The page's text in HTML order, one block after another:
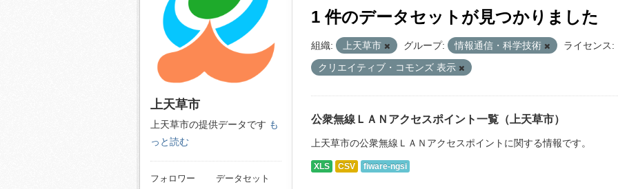
1 件のデータセットが見つかりました
組織: 上天草市 グループ: 情報通信・科学技術
ライセンス:
クリエイティブ・コモンズ 表示
公衆無線ＬＡＮアクセスポイント一覧（上天草市）
上天草市の公衆無線ＬＡＮアクセスポイントに関する情報です。
XLS CSV fiware-ngsi
上天草市
上天草市の提供データです も
っと読む
フォロワー データセット